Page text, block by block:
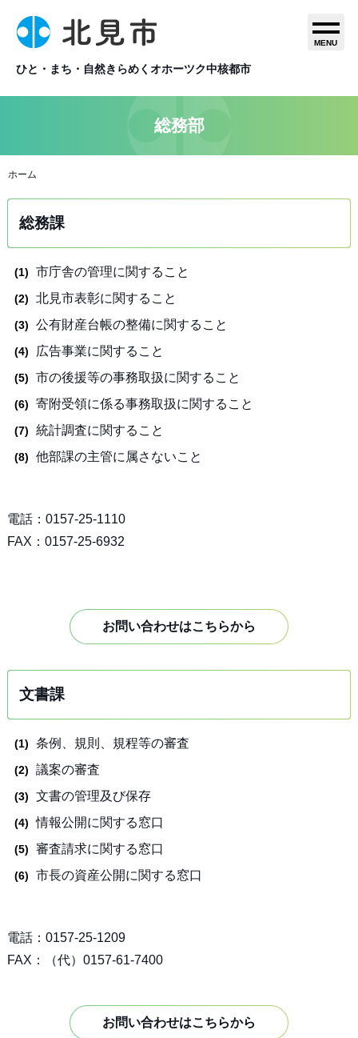
ひと・まち・自然きらめくオホーツク中核都市
MENU
総務部
ホーム
総務課
市庁舎の管理に関すること
北見市表彰に関すること
公有財産台帳の整備に関すること
広告事業に関すること
市の後援等の事務取扱に関すること
寄附受領に係る事務取扱に関すること
統計調査に関すること
他部課の主管に属さないこと
電話：0157-25-1110
FAX：0157-25-6932
お問い合わせはこちらから
文書課
条例、規則、規程等の審査
議案の審査
文書の管理及び保存
情報公開に関する窓口
審査請求に関する窓口
市長の資産公開に関する窓口
電話：0157-25-1209
FAX：（代）0157-61-7400
お問い合わせはこちらから